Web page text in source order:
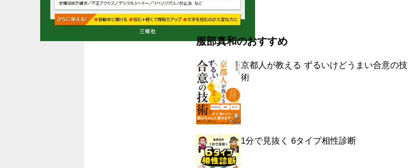
服部真和のおすすめ
京都人が教える ずるいけどうまい合意の技
術
1分で見抜く 6タイプ相性診断